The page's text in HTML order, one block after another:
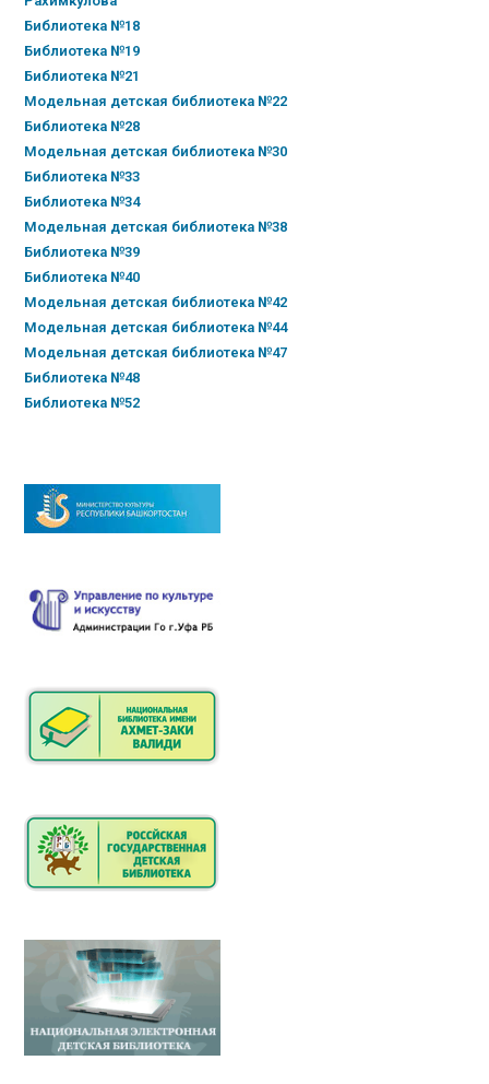
Библиотека №18
Библиотека №19
Библиотека №21
Модельная детская библиотека №22
Библиотека №28
Модельная детская библиотека №30
Библиотека №33
Библиотека №34
Модельная детская библиотека №38
Библиотека №39
Библиотека №40
Модельная детская библиотека №42
Модельная детская библиотека №44
Модельная детская библиотека №47
Библиотека №48
Библиотека №52